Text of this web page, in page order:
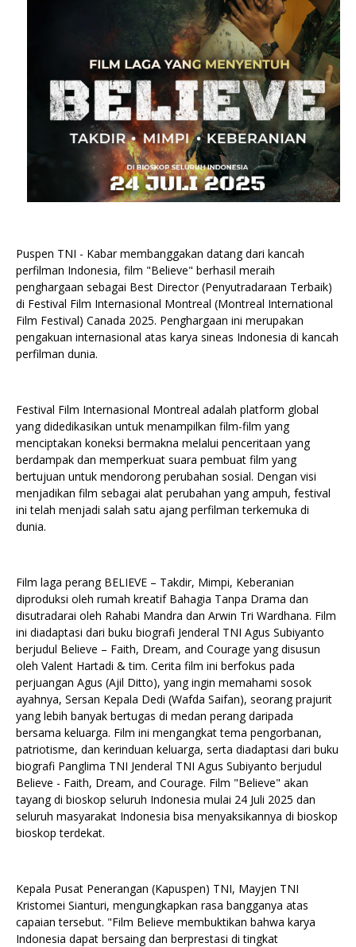
Puspen TNI - Kabar membanggakan datang dari kancah
perfilman Indonesia, film "Believe" berhasil meraih
penghargaan sebagai Best Director (Penyutradaraan Terbaik)
di Festival Film Internasional Montreal (Montreal International
Film Festival) Canada 2025. Penghargaan ini merupakan
pengakuan internasional atas karya sineas Indonesia di kancah
perfilman dunia.
Festival Film Internasional Montreal adalah platform global
yang didedikasikan untuk menampilkan film-film yang
menciptakan koneksi bermakna melalui penceritaan yang
berdampak dan memperkuat suara pembuat film yang
bertujuan untuk mendorong perubahan sosial. Dengan visi
menjadikan film sebagai alat perubahan yang ampuh, festival
ini telah menjadi salah satu ajang perfilman terkemuka di
dunia.
Film laga perang BELIEVE – Takdir, Mimpi, Keberanian
diproduksi oleh rumah kreatif Bahagia Tanpa Drama dan
disutradarai oleh Rahabi Mandra dan Arwin Tri Wardhana. Film
ini diadaptasi dari buku biografi Jenderal TNI Agus Subiyanto
berjudul Believe – Faith, Dream, and Courage yang disusun
oleh Valent Hartadi & tim. Cerita film ini berfokus pada
perjuangan Agus (Ajil Ditto), yang ingin memahami sosok
ayahnya, Sersan Kepala Dedi (Wafda Saifan), seorang prajurit
yang lebih banyak bertugas di medan perang daripada
bersama keluarga. Film ini mengangkat tema pengorbanan,
patriotisme, dan kerinduan keluarga, serta diadaptasi dari buku
biografi Panglima TNI Jenderal TNI Agus Subiyanto berjudul
Believe - Faith, Dream, and Courage. Film "Believe" akan
tayang di bioskop seluruh Indonesia mulai 24 Juli 2025 dan
seluruh masyarakat Indonesia bisa menyaksikannya di bioskop
bioskop terdekat.
Kepala Pusat Penerangan (Kapuspen) TNI, Mayjen TNI
Kristomei Sianturi, mengungkapkan rasa bangganya atas
capaian tersebut. "Film Believe membuktikan bahwa karya
Indonesia dapat bersaing dan berprestasi di tingkat